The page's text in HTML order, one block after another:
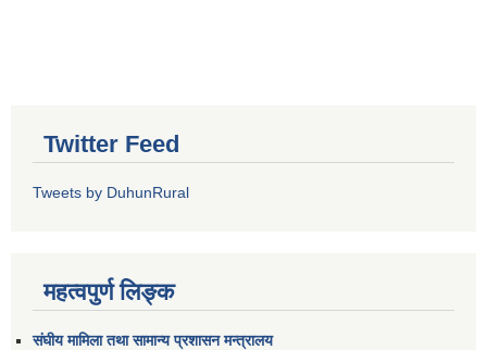
Twitter Feed
Tweets by DuhunRural
महत्वपुर्ण लिङ्क
संघीय मामिला तथा सामान्य प्रशासन मन्त्रालय